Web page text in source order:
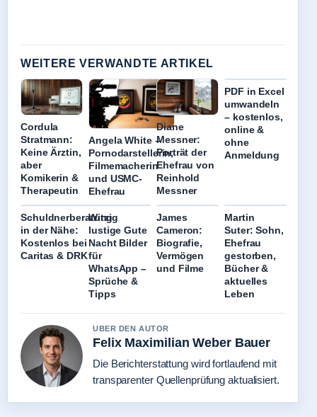
WEITERE VERWANDTE ARTIKEL
Cordula
Stratmann:
Keine Ärztin,
aber
Komikerin &
Therapeutin
Angela White –
Pornodarstellerin,
Filmemacherin
und USMC-
Ehefrau
Diane
Messner:
Porträt der
Ehefrau von
Reinhold
Messner
PDF in Excel
umwandeln
– kostenlos,
online &
ohne
Anmeldung
Schuldnerberatung
in der Nähe:
Kostenlos bei
Caritas & DRK
Witzig
lustige Gute
Nacht Bilder
für
WhatsApp –
Sprüche &
Tipps
James
Cameron:
Biografie,
Vermögen
und Filme
Martin
Suter: Sohn,
Ehefrau
gestorben,
Bücher &
aktuelles
Leben
UBER DEN AUTOR
Felix Maximilian Weber Bauer
Die Berichterstattung wird fortlaufend mit
transparenter Quellenprüfung aktualisiert.